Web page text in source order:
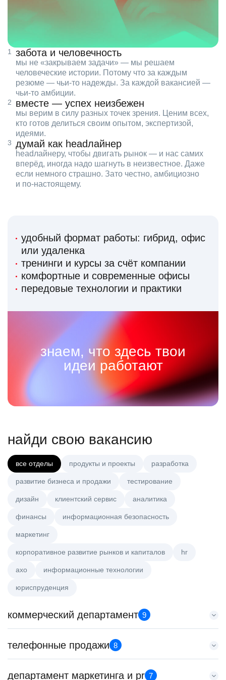
забота и человечность
мы не «закрываем задачи» — мы решаем
человеческие истории. Потому что за каждым
резюме — чьи‑то надежды. За каждой вакансией —
чьи‑то амбиции.
вместе — успех неизбежен
мы верим в силу разных точек зрения. Ценим всех,
кто готов делиться своим опытом, экспертизой,
идеями.
думай как headлайнер
headлайнеру, чтобы двигать рынок — и нас самих
вперёд, иногда надо шагнуть в неизвестное. Даже
если немного страшно. Зато честно, амбициозно
и по‑настоящему.
удобный формат работы: гибрид, офис
или удаленка
тренинги и курсы за счёт компании
комфортные и современные офисы
передовые технологии и практики
знаем, что здесь твои
идеи работают
найди свою вакансию
все отделы продукты и проекты разработка
развитие бизнеса и продажи тестирование
дизайн клиентский сервис аналитика
финансы информационная безопасность
маркетинг
корпоративное развитие рынков и капиталов hr
axo информационные технологии
юриспруденция
коммерческий департамент 9
Тренер по развитию компетенций продаж
HeadHunter::Коммерческий департамент
з/п не указана
телефонные продажи 8
Менеджер по продажам в сегменте малого и среднего
департамент маркетинга и pr 7